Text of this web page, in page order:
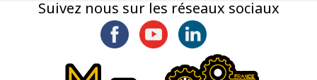
Suivez nous sur les réseaux sociaux